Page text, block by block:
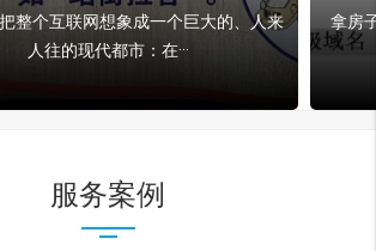
整个互联网想象成一个巨大的、人来
人往的现代都市：在···
拿房
服务案例